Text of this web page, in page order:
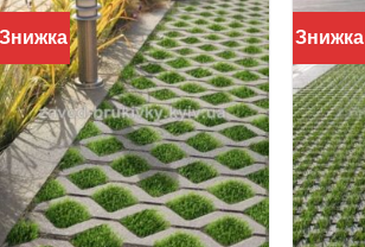
Знижка Знижка